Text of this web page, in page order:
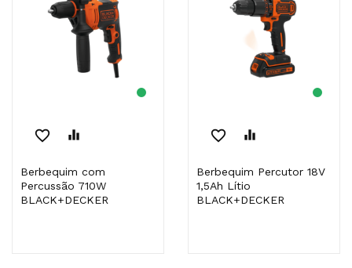
favorite_border equalizer
Berbequim com
Percussão 710W
BLACK+DECKER
favorite_border equalizer
Berbequim Percutor 18V
1,5Ah Lítio
BLACK+DECKER